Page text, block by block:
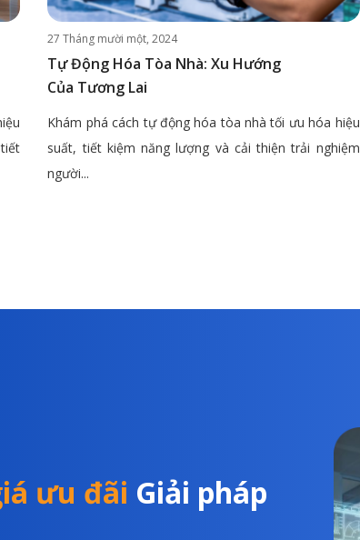
27 Tháng mười một, 2024
Tự Động Hóa Tòa Nhà: Xu Hướng
Của Tương Lai
Khám phá cách tự động hóa tòa nhà tối ưu hóa hiệu
suất, tiết kiệm năng lượng và cải thiện trải nghiệm
người...
ưu đãi Giải pháp